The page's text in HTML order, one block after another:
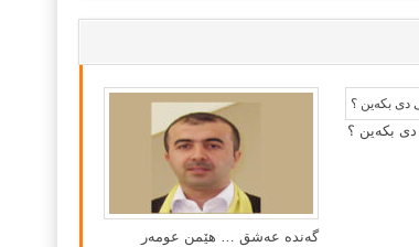
گه‌نده‌ عه‌شق … هێمن عومه‌ر
بكەین ؟